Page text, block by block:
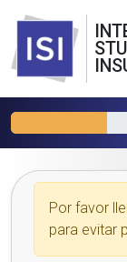
Por favor
para evitar